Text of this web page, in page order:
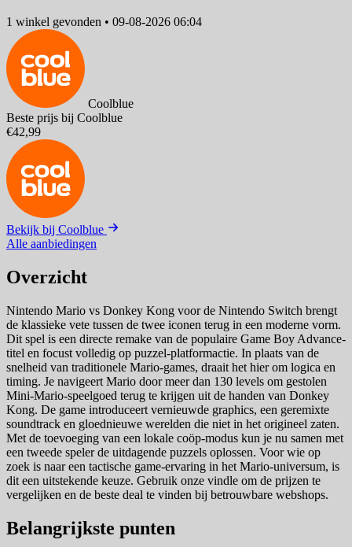
1 winkel gevonden • 09-08-2026 06:04
Coolblue
Beste prijs bij Coolblue
€42,99
Bekijk bij Coolblue
Alle aanbiedingen
Overzicht
Nintendo Mario vs Donkey Kong voor de Nintendo Switch brengt
de klassieke vete tussen de twee iconen terug in een moderne vorm.
Dit spel is een directe remake van de populaire Game Boy Advance-
titel en focust volledig op puzzel-platformactie. In plaats van de
snelheid van traditionele Mario-games, draait het hier om logica en
timing. Je navigeert Mario door meer dan 130 levels om gestolen
Mini-Mario-speelgoed terug te krijgen uit de handen van Donkey
Kong. De game introduceert vernieuwde graphics, een geremixte
soundtrack en gloednieuwe werelden die niet in het origineel zaten.
Met de toevoeging van een lokale coöp-modus kun je nu samen met
een tweede speler de uitdagende puzzels oplossen. Voor wie op
zoek is naar een tactische game-ervaring in het Mario-universum, is
dit een uitstekende keuze. Gebruik onze vindle om de prijzen te
vergelijken en de beste deal te vinden bij betrouwbare webshops.
Belangrijkste punten